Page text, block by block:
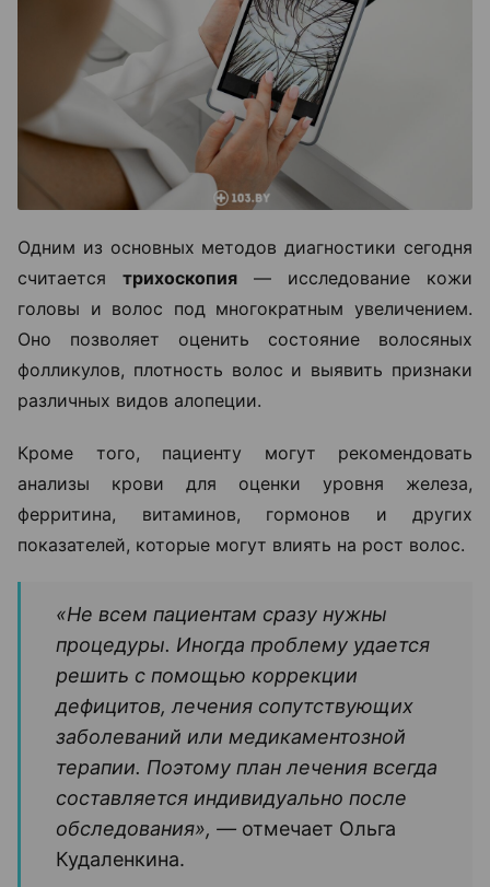
Одним из основных методов диагностики сегодня
считается трихоскопия — исследование кожи
головы и волос под многократным увеличением.
Оно позволяет оценить состояние волосяных
фолликулов, плотность волос и выявить признаки
различных видов алопеции.
Кроме того, пациенту могут рекомендовать
анализы крови для оценки уровня железа,
ферритина, витаминов, гормонов и других
показателей, которые могут влиять на рост волос.
«Не всем пациентам сразу нужны
процедуры. Иногда проблему удается
решить с помощью коррекции
дефицитов, лечения сопутствующих
заболеваний или медикаментозной
терапии. Поэтому план лечения всегда
составляется индивидуально после
обследования», — отмечает Ольга
Кудаленкина.